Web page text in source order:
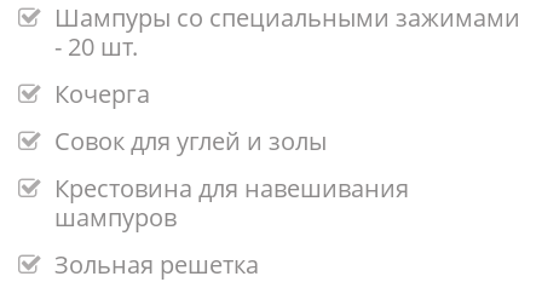
Шампуры со специальными зажимами
- 20 шт.
Кочерга
Совок для углей и золы
Крестовина для навешивания
шампуров
Зольная решетка